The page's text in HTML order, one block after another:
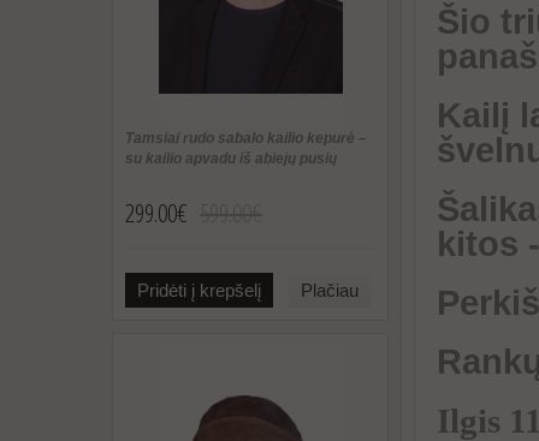
Tamsiai rudo sabalo kailio kepurė –
su kailio apvadu iš abiejų pusių
299.00€
Pridėti į krepšelį Plačiau
Šio
Kailį
kitos
Ilgis